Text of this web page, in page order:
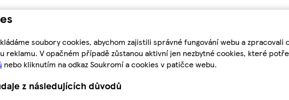
soubory cookies, abychom zajistili správné fungování webu a
reklamu. V opačném případě zůstanou aktivní jen nezbytné cookies, které
nebo kliknutím na odkaz Soukromí a cookies v patičce webu.
z následujících důvodů